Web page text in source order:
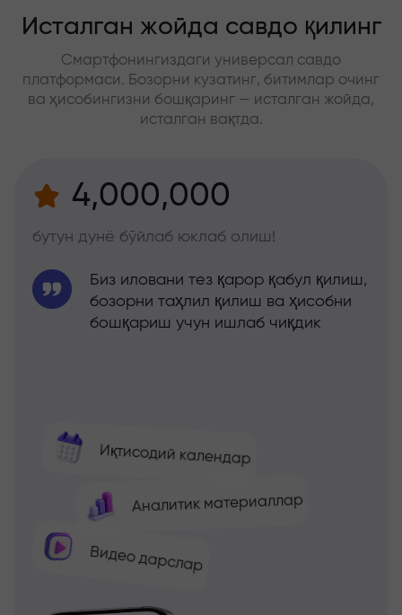
Исталган жойда савдо қилинг
Смартфонингиздаги универсал савдо
платформаси. Бозорни кузатинг, битимлар очинг
ва ҳисобингизни бошқаринг — исталган жойда,
исталган вақтда.
4,000,000
бутун дунё бўйлаб юклаб олиш!
Иқтисодий календар
Аналитик материаллар
Видео дарслар
Биз иловани тез қарор қабул қилиш,
бозорни таҳлил қилиш ва ҳисобни
бошқариш учун ишлаб чиқдик